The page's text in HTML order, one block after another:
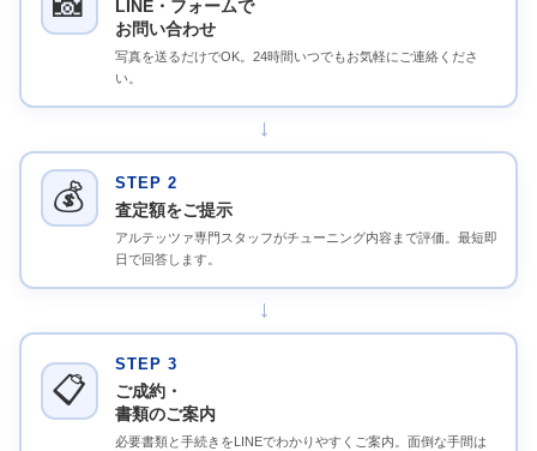
LINE・フォームで
お問い合わせ
写真を送るだけでOK。24時間いつでもお気軽にご連絡くださ
い。
→
💰 STEP 2
査定額をご提示
アルテッツァ専門スタッフがチューニング内容まで評価。最短即
日で回答します。
→
📋
STEP 3
ご成約・
書類のご案内
必要書類と手続きをLINEでわかりやすくご案内。面倒な手間は